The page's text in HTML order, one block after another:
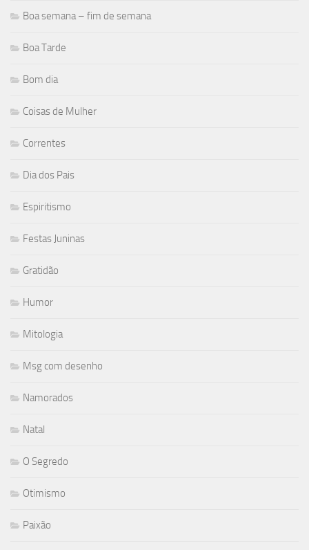
Boa semana – fim de semana
Boa Tarde
Bom dia
Coisas de Mulher
Correntes
Dia dos Pais
Espiritismo
Festas Juninas
Gratidão
Humor
Mitologia
Msg com desenho
Namorados
Natal
O Segredo
Otimismo
Paixão